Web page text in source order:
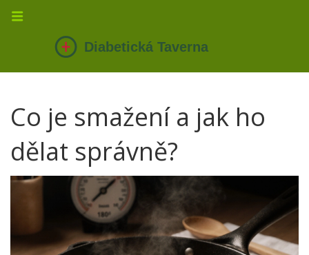
Co je smažení a jak ho
dělat správně?